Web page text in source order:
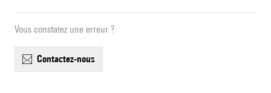
Vous constatez une erreur ?
contactez-nous